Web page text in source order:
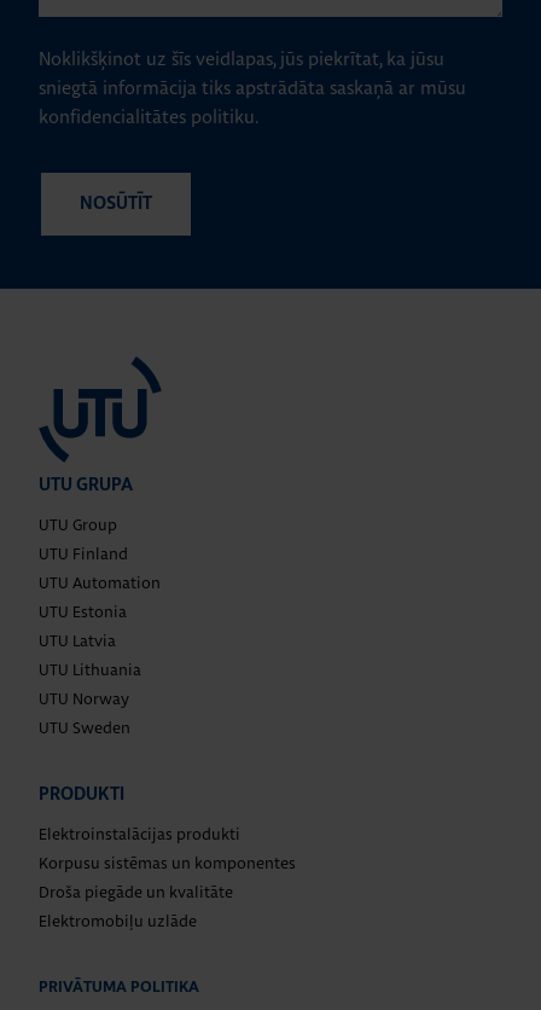
Noklikšķinot uz šīs veidlapas, jūs piekrītat, ka jūsu
sniegtā informācija tiks apstrādāta saskaņā ar mūsu
konfidencialitātes politiku.
UTU GRUPA
UTU Group
UTU Finland
UTU Automation
UTU Estonia
UTU Latvia
UTU Lithuania
UTU Norway
UTU Sweden
PRODUKTI
Elektroinstalācijas produkti
Korpusu sistēmas un komponentes
Droša piegāde un kvalitāte
Elektromobiļu uzlāde
PRIVĀTUMA POLITIKA